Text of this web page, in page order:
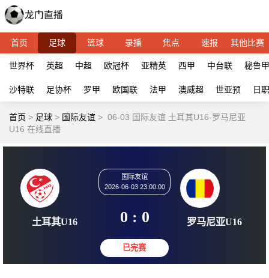
首页 足球 篮球 录播 焦点 速报 其他比赛
世界杯 英超 中超 欧冠杯 亚精英 西甲 中台联 秘鲁甲
沙特联 足协杯 罗甲 欧国联 法甲 澳威超 世亚预 日
首页 > 足球 > 国际友谊 > 06-03 国际友谊 土耳其U16-罗马尼亚
U16 在线直播
国际友谊
2026-06-03 23:00:00
0 : 0